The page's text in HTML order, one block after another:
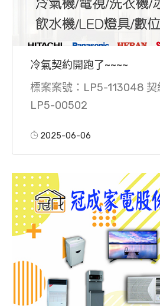
冷氣契約開跑了~~~~
標案案號：LP5-113048
LP5-00502
2025-06-06